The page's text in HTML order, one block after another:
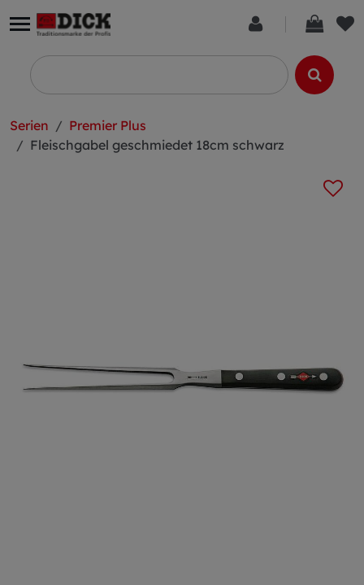
Serien
Premier Plus
Fleischgabel geschmiedet 18cm schwarz